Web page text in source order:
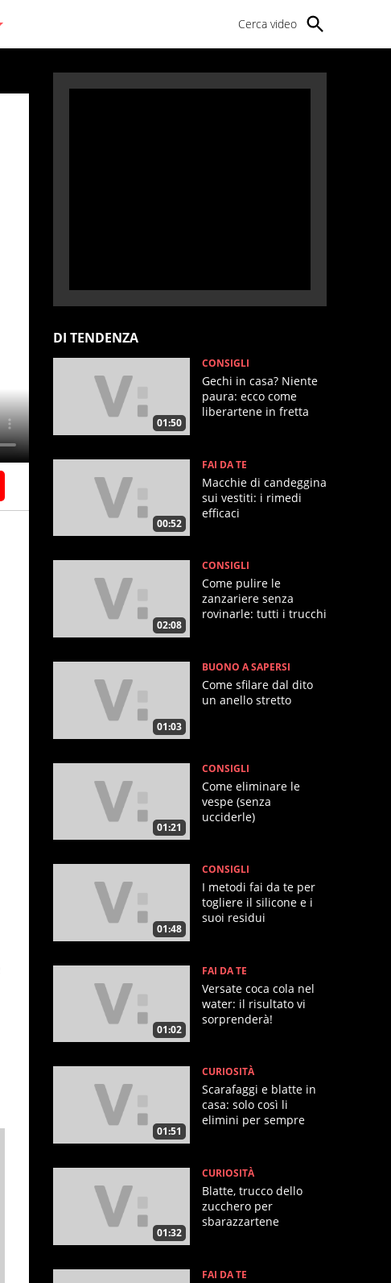
Cerca video
DI TENDENZA
01:50
CONSIGLI
Gechi in casa? Niente
paura: ecco come
liberartene in fretta
00:52
FAI DA TE
Macchie di candeggina
sui vestiti: i rimedi
efficaci
02:08
CONSIGLI
Come pulire le
zanzariere senza
rovinarle: tutti i trucchi
01:03
BUONO A SAPERSI
Come sfilare dal dito
un anello stretto
01:21
CONSIGLI
Come eliminare le
vespe (senza
ucciderle)
01:48
CONSIGLI
I metodi fai da te per
togliere il silicone e i
suoi residui
01:02
FAI DA TE
Versate coca cola nel
water: il risultato vi
sorprenderà!
01:51
CURIOSITÀ
Scarafaggi e blatte in
casa: solo così li
elimini per sempre
01:32
CURIOSITÀ
Blatte, trucco dello
zucchero per
sbarazzartene
FAI DA TE